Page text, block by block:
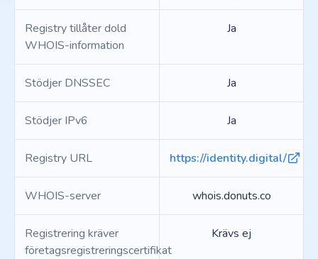
Registry tillåter dold
WHOIS-information
Ja
Stödjer DNSSEC Ja
Stödjer IPv6 Ja
Registry URL https://identity.digital/
WHOIS-server whois.donuts.co
Registrering kräver
företagsregistreringscertifikat
Krävs ej